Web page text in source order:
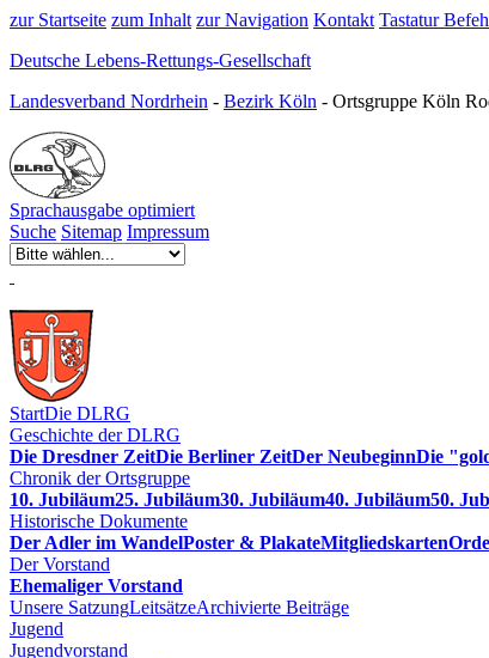
zur Startseite zum Inhalt zur Navigation Kontakt Tastatur
Deutsche Lebens-Rettungs-Gesellschaft
Landesverband Nordrhein - Bezirk Köln - Ortsgruppe Köln
Sprachausgabe optimiert
Suche Sitemap Impressum
StartDie DLRG
Geschichte der DLRG
Die Dresdner ZeitDie Berliner ZeitDer NeubeginnDie
Chronik der Ortsgruppe
10. Jubiläum25. Jubiläum30. Jubiläum40. Jubiläum50.
Historische Dokumente
Der Adler im WandelPoster & PlakateMitgliedskarten
Der Vorstand
Ehemaliger Vorstand
Unsere SatzungLeitsätzeArchivierte Beiträge
Jugend
Jugendvorstand